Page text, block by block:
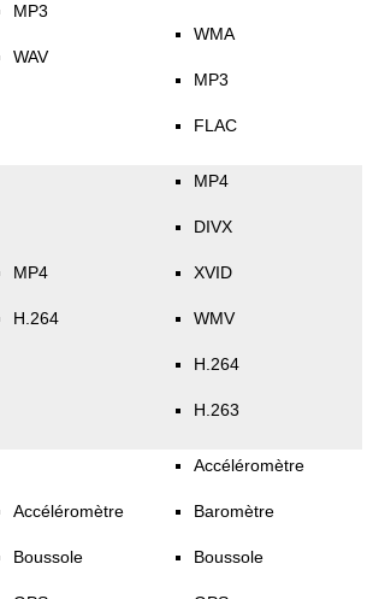
MP3
WAV
WMA
MP3
FLAC
MP4
H.264
MP4
DIVX
XVID
WMV
H.264
H.263
Accéléromètre
Boussole
Accéléromètre
Baromètre
Boussole